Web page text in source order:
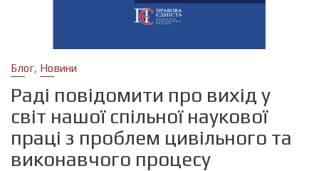
Блог, Новини
Раді повідомити про вихід у
світ нашої спільної наукової
праці з проблем цивільного та
виконавчого процесу